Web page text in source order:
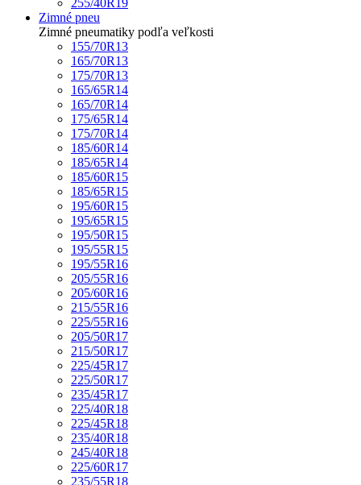
255/40R19
Zimné pneu
Zimné pneumatiky podľa veľkosti
155/70R13
165/70R13
175/70R13
165/65R14
165/70R14
175/65R14
175/70R14
185/60R14
185/65R14
185/60R15
185/65R15
195/60R15
195/65R15
195/50R15
195/55R15
195/55R16
205/55R16
205/60R16
215/55R16
225/55R16
205/50R17
215/50R17
225/45R17
225/50R17
235/45R17
225/40R18
225/45R18
235/40R18
245/40R18
225/60R17
235/55R18